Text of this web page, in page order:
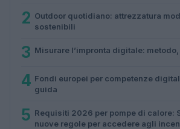
2 Outdoor quotidiano: attrezzatura
sostenibili
3 Misurare l’impronta digitale:
4 Fondi europei per competenze
guida
5 Requisiti 2026 per pompe di calore:
nuove regole per accedere agli